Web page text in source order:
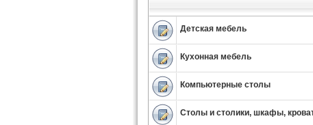
Детская мебель
Кухонная мебель
Компьютерные столы
Столы и столики, шкафы,